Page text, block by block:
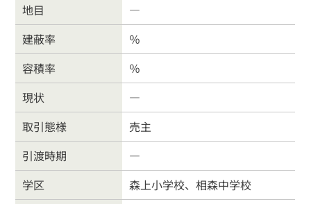
地目
―
建蔽率
％
容積率
％
現状
―
取引態様
売主
引渡時期
―
学区
森上小学校、相森中学校
お客様の声
よくある質問
026-214-8737
定休
水曜日・日曜・祝日